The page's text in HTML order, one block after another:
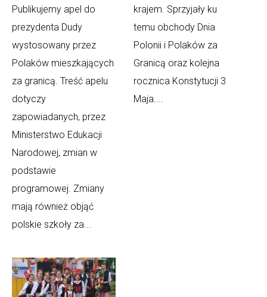
Publikujemy apel do
prezydenta Dudy
wystosowany przez
Polaków mieszkających
za granicą. Treść apelu
dotyczy
zapowiadanych, przez
Ministerstwo Edukacji
Narodowej, zmian w
podstawie
programowej. Zmiany
mają również objąć
polskie szkoły za...
krajem. Sprzyjały ku
temu obchody Dnia
Polonii i Polaków za
Granicą oraz kolejna
rocznica Konstytucji 3
Maja....